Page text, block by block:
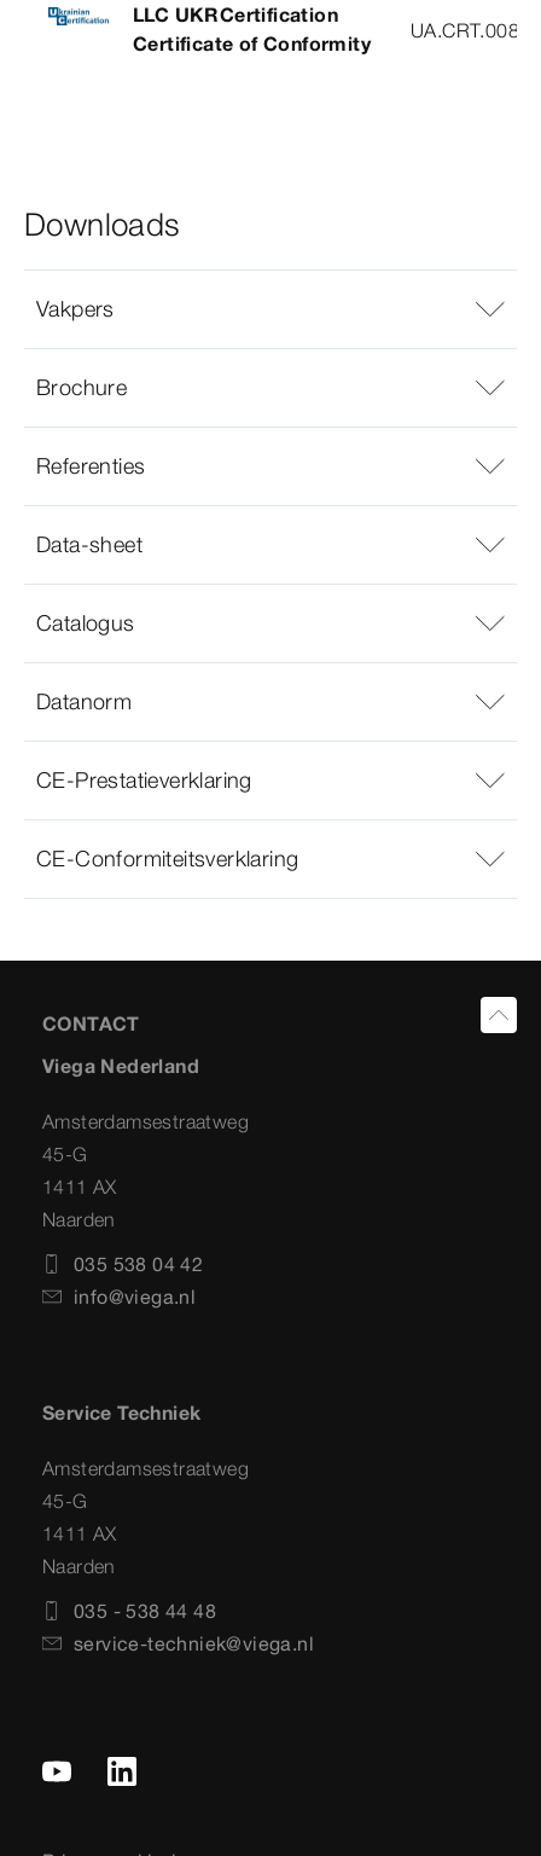
LLC UKRCertification
Certificate of Conformity
Downloads
Vakpers
Brochure
Referenties
Data-sheet
Catalogus
Datanorm
CE-Prestatieverklaring
CE-Conformiteitsverklaring
CONTACT
Viega Nederland
Amsterdamsestraatweg
45-G
1411 AX
Naarden
035 538 04 42
info@viega.nl
Service Techniek
Amsterdamsestraatweg
45-G
1411 AX
Naarden
035 - 538 44 48
service-techniek@viega.nl